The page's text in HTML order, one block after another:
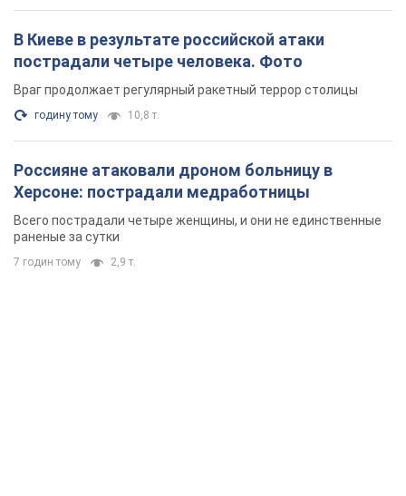
В Киеве в результате российской атаки
пострадали четыре человека. Фото
Враг продолжает регулярный ракетный террор столицы
годину тому 10,8 т.
Россияне атаковали дроном больницу в
Херсоне: пострадали медработницы
Всего пострадали четыре женщины, и они не единственные
раненые за сутки
7 годин тому 2,9 т.